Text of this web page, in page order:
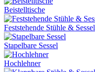
Beistelltische
Feststehende Stühle & Sessel
Stapelbare Sessel
Hochlehner